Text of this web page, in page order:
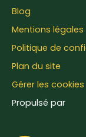
Blog
Mentions légales
Politique de
Plan du site
Gérer les cookies
Propulsé par